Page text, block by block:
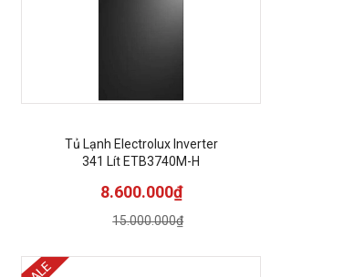
Tủ Lạnh Electrolux Inverter
341 Lít ETB3740M-H
8.600.000₫
15.000.000₫